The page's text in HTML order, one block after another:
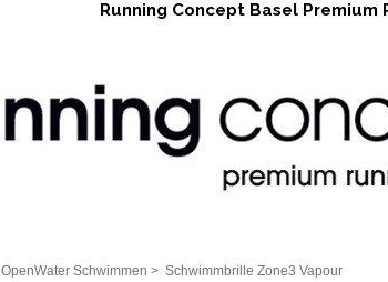
Running Concept Basel Premium
OpenWater Schwimmen > Schwimmbrille Zone3 Vapour